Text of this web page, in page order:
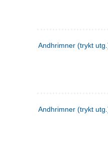
Andhrimner (trykt
Andhrimner (trykt